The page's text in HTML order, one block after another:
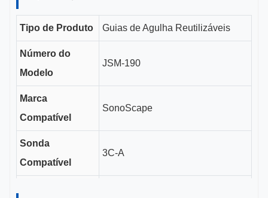
Tipo de Produto Guias de Agulha Reutilizáveis
Número do
Modelo
JSM-190
Marca
Compatível
SonoScape
Sonda
Compatível
3C-A